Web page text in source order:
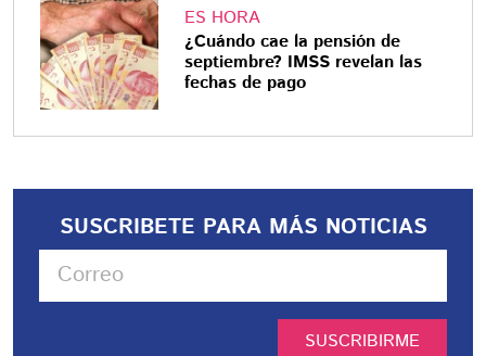
ES HORA
¿Cuándo cae la pensión de
septiembre? IMSS revelan las
fechas de pago
SUSCRIBETE PARA MÁS NOTICIAS
SUSCRIBIRME